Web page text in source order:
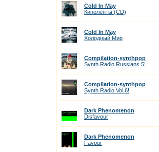
Cold In May
Киноленты (CD)
Cold In May
Холодный Мир
Compilation-synthpop
Synth Radio Russians 5!
Compilation-synthpop
Synth Radio Vol.6!
Dark Phenomenon
Disfavour
Dark Phenomenon
Favour